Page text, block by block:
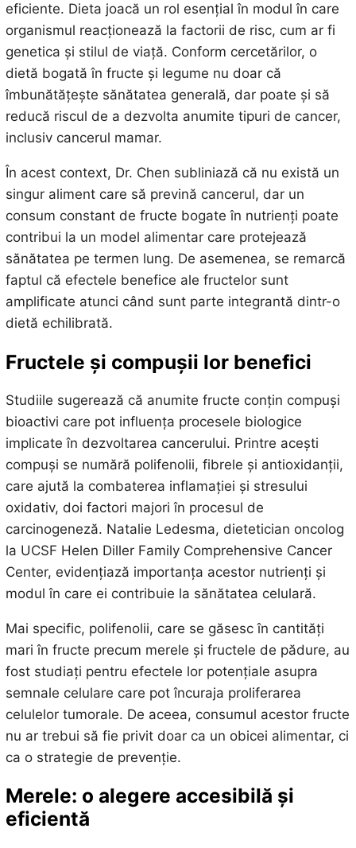
eficiente. Dieta joacă un rol esențial în modul în care
organismul reacționează la factorii de risc, cum ar fi
genetica și stilul de viață. Conform cercetărilor, o
dietă bogată în fructe și legume nu doar că
îmbunătățește sănătatea generală, dar poate și să
reducă riscul de a dezvolta anumite tipuri de cancer,
inclusiv cancerul mamar.
În acest context, Dr. Chen subliniază că nu există un
singur aliment care să prevină cancerul, dar un
consum constant de fructe bogate în nutrienți poate
contribui la un model alimentar care protejează
sănătatea pe termen lung. De asemenea, se remarcă
faptul că efectele benefice ale fructelor sunt
amplificate atunci când sunt parte integrantă dintr-o
dietă echilibrată.
Fructele și compușii lor benefici
Studiile sugerează că anumite fructe conțin compuși
bioactivi care pot influența procesele biologice
implicate în dezvoltarea cancerului. Printre acești
compuși se numără polifenolii, fibrele și antioxidanții,
care ajută la combaterea inflamației și stresului
oxidativ, doi factori majori în procesul de
carcinogeneză. Natalie Ledesma, dietetician oncolog
la UCSF Helen Diller Family Comprehensive Cancer
Center, evidențiază importanța acestor nutrienți și
modul în care ei contribuie la sănătatea celulară.
Mai specific, polifenolii, care se găsesc în cantități
mari în fructe precum merele și fructele de pădure, au
fost studiați pentru efectele lor potențiale asupra
semnale celulare care pot încuraja proliferarea
celulelor tumorale. De aceea, consumul acestor fructe
nu ar trebui să fie privit doar ca un obicei alimentar, ci
ca o strategie de prevenție.
Merele: o alegere accesibilă și
eficientă